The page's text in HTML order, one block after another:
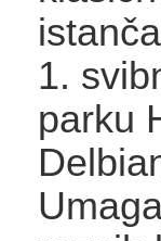
1.
parku